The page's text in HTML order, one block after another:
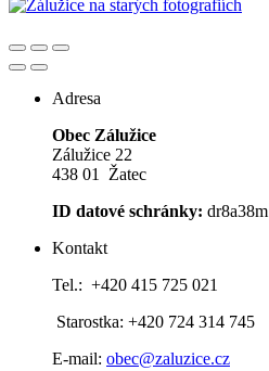
Adresa
Obec Zálužice
Zálužice 22
438 01 Žatec
ID datové schránky: dr8a38m
Kontakt
Tel.: +420 415 725 021
Starostka: +420 724 314 745
E-mail: obec@zaluzice.cz